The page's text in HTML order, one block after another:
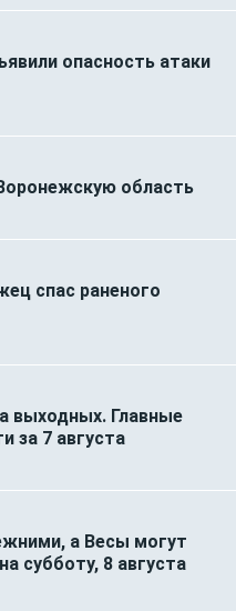
опасность атаки
область
спас раненого
выходных. Главные
за 7 августа
а Весы могут
субботу, 8 августа